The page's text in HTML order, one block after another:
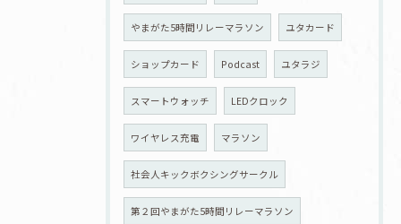
やまがた5時間リレーマラソン ユタカード
ショップカード Podcast ユタラジ
スマートウォッチ LEDクロック
ワイヤレス充電 マラソン
社会人キックボクシングサークル
第２回やまがた5時間リレーマラソン